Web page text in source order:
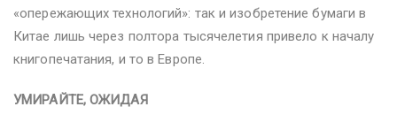
«опережающих технологий»: так и изобретение бумаги в
Китае лишь через полтора тысячелетия привело к началу
книгопечатания, и то в Европе.
УМИРАЙТЕ, ОЖИДАЯ